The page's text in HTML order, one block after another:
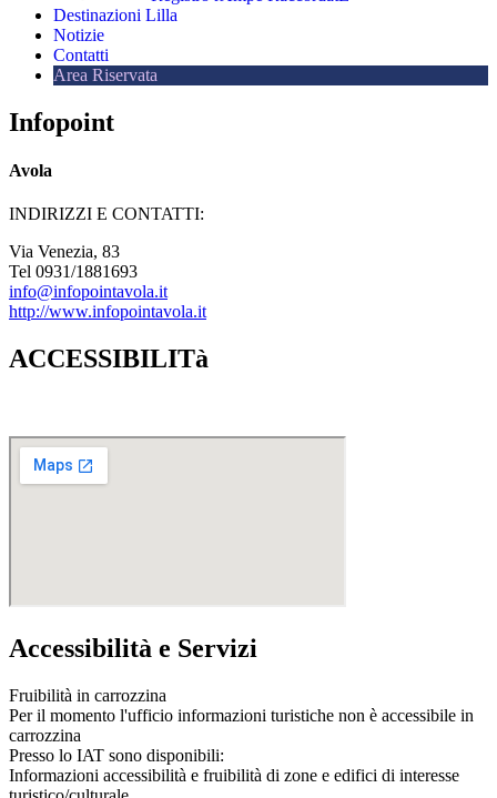
Destinazioni Lilla
Notizie
Contatti
Area Riservata
Infopoint
Avola
INDIRIZZI E CONTATTI:​
Via Venezia, 83
Tel 0931/1881693
info@infopointavola.it
http://www.infopointavola.it
ACCESSIBILITà
Accessibilità e Servizi
Fruibilità in carrozzina
Per il momento l'ufficio informazioni turistiche non è accessibile in
carrozzina
Presso lo IAT sono disponibili:
Informazioni accessibilità e fruibilità di zone e edifici di interesse